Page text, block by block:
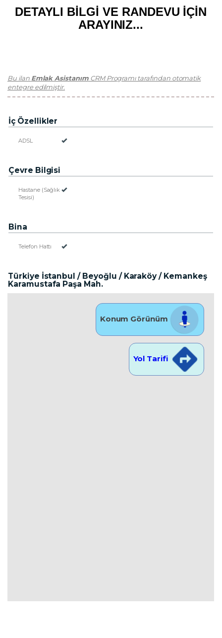
DETAYLI BİLGİ VE RANDEVU İÇİN
ARAYINIZ...
Bu ilan Emlak AsistanımCRM Programı tarafından otomatik
entegre edilmiştir.
İç Özellikler
ADSL
Çevre Bilgisi
Hastane (Sağlık
Tesisi)
Bina
Telefon Hattı
Türkiye İstanbul / Beyoğlu / Karaköy/ Kemankeş
Karamustafa Paşa Mah.
Konum Görünüm
Yol Tarifi